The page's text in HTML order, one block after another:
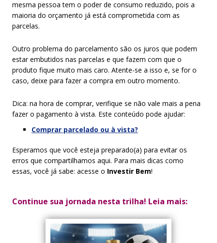
mesma pessoa tem o poder de consumo reduzido, pois a
maioria do orçamento já está comprometida com as
parcelas.
Outro problema do parcelamento são os juros que podem
estar embutidos nas parcelas e que fazem com que o
produto fique muito mais caro. Atente-se a isso e, se for o
caso, deixe para fazer a compra em outro momento.
Dica: na hora de comprar, verifique se não vale mais a pena
fazer o pagamento à vista. Este conteúdo pode ajudar:
Comprar parcelado ou à vista?
Esperamos que você esteja preparado(a) para evitar os
erros que compartilhamos aqui. Para mais dicas como
essas, você já sabe: acesse o Investir Bem!
Continue sua jornada nesta trilha! Leia mais: